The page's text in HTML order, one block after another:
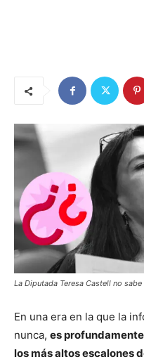
La Diputada Teresa Castell no
En una era en la que la
nunca, es
los más altos escalones